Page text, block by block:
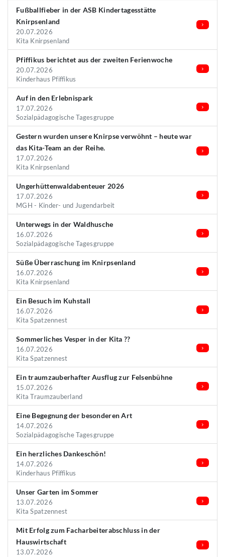
Fußballfieber in der ASB Kindertagesstätte
Knirpsenland
20.07.2026
Kita Knirpsenland
Pfiffikus berichtet aus der zweiten Ferienwoche
20.07.2026
Kinderhaus Pfiffikus
Auf in den Erlebnispark
17.07.2026
Sozialpädagogische Tagesgruppe
Gestern wurden unsere Knirpse verwöhnt – heute war
das Kita-Team an der Reihe.
17.07.2026
Kita Knirpsenland
Ungerhüttenwaldabenteuer 2026
17.07.2026
MGH - Kinder- und Jugendarbeit
Unterwegs in der Waldhusche
16.07.2026
Sozialpädagogische Tagesgruppe
Süße Überraschung im Knirpsenland
16.07.2026
Kita Knirpsenland
Ein Besuch im Kuhstall
16.07.2026
Kita Spatzennest
Sommerliches Vesper in der Kita ??
16.07.2026
Kita Spatzennest
Ein traumzauberhafter Ausflug zur Felsenbühne
15.07.2026
Kita Traumzauberland
Eine Begegnung der besonderen Art
14.07.2026
Sozialpädagogische Tagesgruppe
Ein herzliches Dankeschön!
14.07.2026
Kinderhaus Pfiffikus
Unser Garten im Sommer
13.07.2026
Kita Spatzennest
Mit Erfolg zum Facharbeiterabschluss in der
Hauswirtschaft
13.07.2026